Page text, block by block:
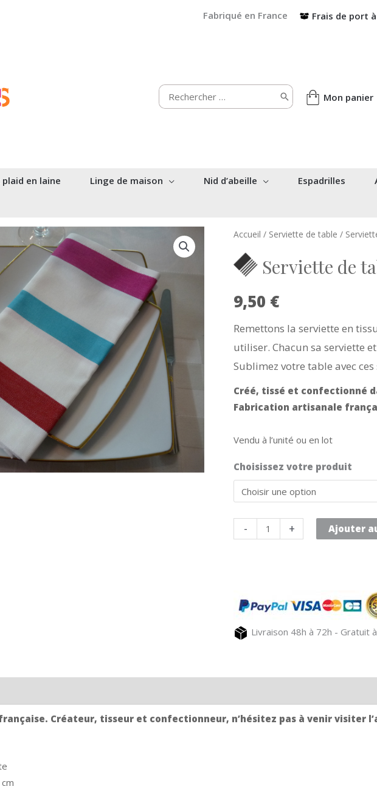
Fabriqué en France Frais de port
Rechercher:
Mon panier
en laine Linge de maison Nid d’abeille Espadrilles
Accueil / Serviette de table /
Serviette de
9,50 €
Remettons la serviette en
utiliser. Chacun sa serviette
Sublimez votre table avec
Créé, tissé et confectionné
Fabrication artisanale
Vendu à l’unité ou en lot
Choisissez votre produit
-
quantité
de
blanc
MONTSEGUR
+ Ajouter
Livraison 48h à 72h - Gratuit
Créateur, tisseur et confectionneur, n’hésitez pas à venir visiter